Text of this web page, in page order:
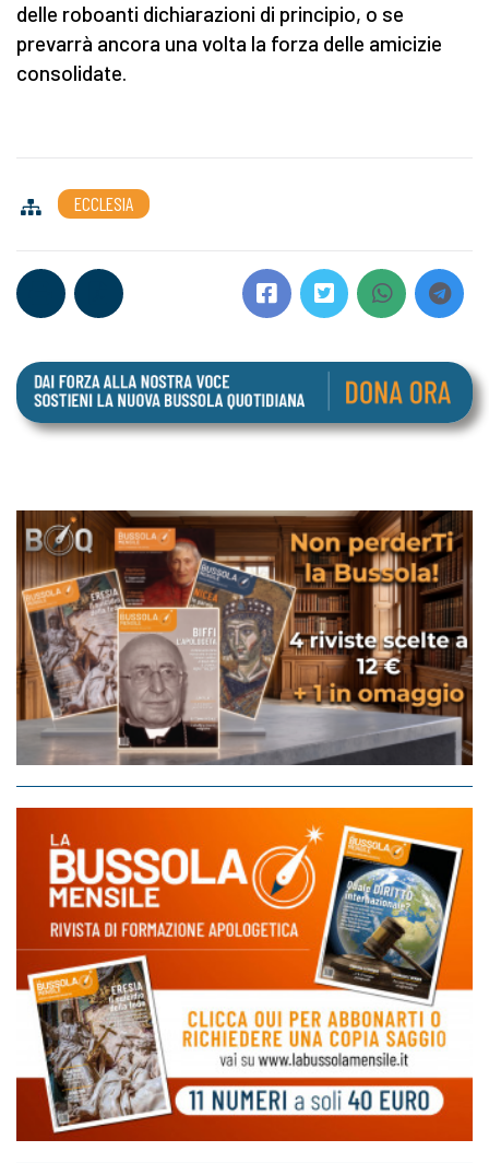
delle roboanti dichiarazioni di principio, o se
prevarrà ancora una volta la forza delle amicizie
consolidate.
ECCLESIA